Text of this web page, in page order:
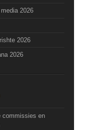
2026
2026
2026
commissies en